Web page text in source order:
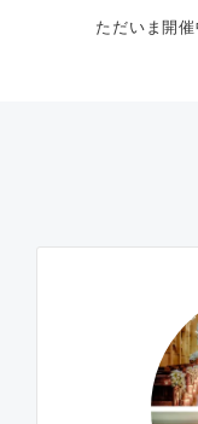
ただいま開